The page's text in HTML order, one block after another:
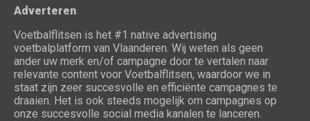
Adverteren
Voetbalflitsen is het #1 native advertising
voetbalplatform van Vlaanderen. Wij weten als geen
ander uw merk en/of campagne door te vertalen naar
relevante content voor Voetbalflitsen, waardoor we in
staat zijn zeer succesvolle en efficiënte campagnes te
draaien. Het is ook steeds mogelijk om campagnes op
onze succesvolle social media kanalen te lanceren.